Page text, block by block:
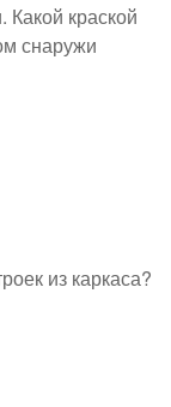
краской
снаружи
из каркаса?